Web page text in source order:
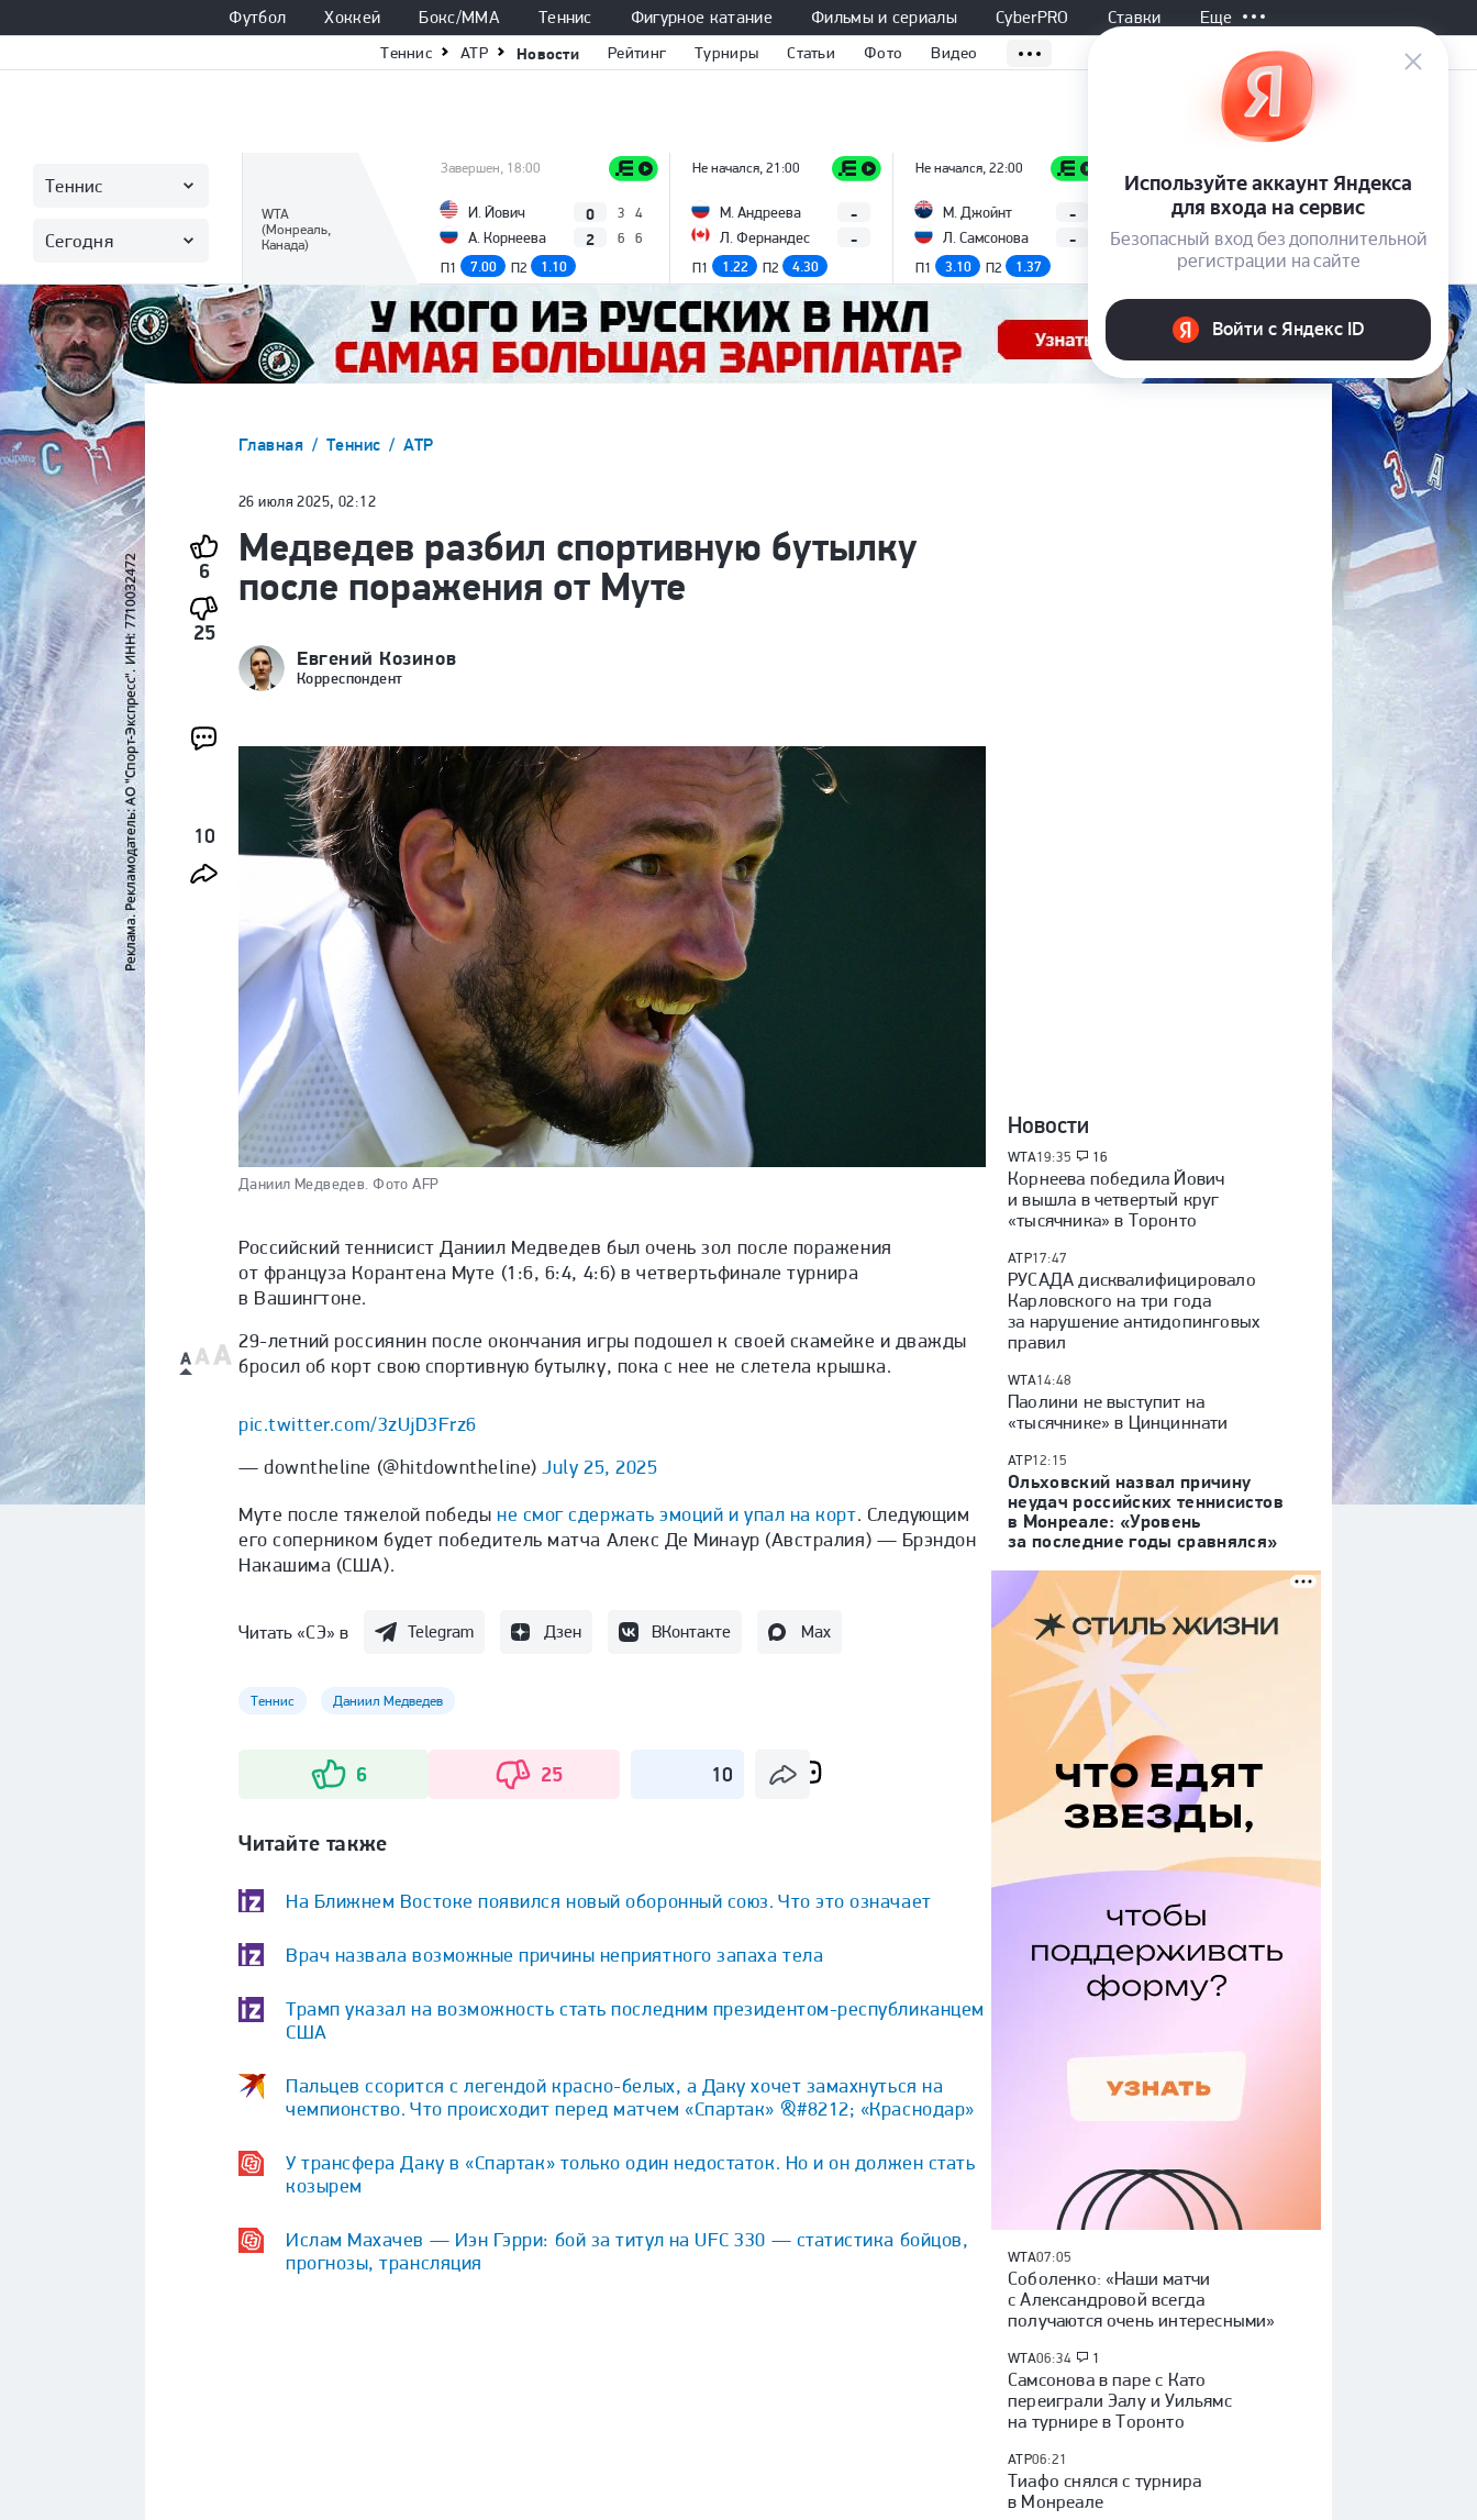
Футбол Хоккей Бокс/ММА Теннис Фигурное катание Фильмы и сериалы CyberPRO Ставки Еще
Теннис ATP Новости Рейтинг Турниры Статьи Фото Видео
Теннис
Сегодня
WTA
(Монреаль,
Канада)
Завершен, 18:00
И. Йович
А. Корнеева
0 3 4
2 6
6
П1
7.00 П2 1.10
Не начался, 21:00
М. Андреева
Л. Фернандес
-
-
П1 1.22 П2 4.30
Не начался, 22:00
М. Джойнт
Л. Самсонова
-
-
П1 3.10 П2 1.37
(Торонто, Канада)
И. Легечка
А. Блокс
П1 1.41
Все матчи
Главная Теннис ATP
6
25
10
26 июля 2025, 02:12
Медведев разбил спортивную бутылку
после поражения от Муте
Евгений Козинов
Корреспондент
Даниил Медведев. Фото AFP
Российский теннисист Даниил Медведев был очень зол после поражения
от француза Корантена Муте (1:6, 6:4, 4:6) в четвертьфинале турнира
в Вашингтоне.
29-летний россиянин после окончания игры подошел к своей скамейке и дважды
бросил об корт свою спортивную бутылку, пока с нее не слетела крышка.
pic.twitter.com/3zUjD3Frz6
— downtheline (@hitdowntheline)July 25, 2025
Муте после тяжелой победы не смог сдержать эмоций и упал на корт. Следующим
его соперником будет победитель матча Алекс Де Минаур (Австралия) — Брэндон
Накашима (США).
Читать «СЭ» в Telegram Дзен ВКонтакте Max
Теннис Даниил Медведев
6 25 10
Читайте также
На Ближнем Востоке появился новый оборонный союз. Что это означает
Врач назвала возможные причины неприятного запаха тела
Трамп указал на возможность стать последним президентом-республиканцем
США
Пальцев ссорится с легендой красно-белых, а Даку хочет замахнуться на
чемпионство. Что происходит перед матчем «Спартак» &#8212; «Краснодар»
У трансфера Даку в «Спартак» только один недостаток. Но и он должен стать
козырем
Ислам Махачев — Иэн Гэрри: бой за титул на UFC 330 — статистика бойцов,
прогнозы, трансляция
Новости
WTA19:35 16
Корнеева победила Йович
и вышла в четвертый круг
«тысячника» в Торонто
ATP17:47
РУСАДА дисквалифицировало
Карловского на три года
за нарушение антидопинговых
правил
WTA14:48
Паолини не выступит на
«тысячнике» в Цинциннати
ATP12:15
Ольховский назвал причину
неудач российских теннисистов
в Монреале: «Уровень
за последние годы сравнялся»
WTA07:05
Соболенко: «Наши матчи
с Александровой всегда
получаются очень интересными»
WTA06:34 1
Самсонова в паре с Като
переиграли Эалу и Уильямс
на турнире в Торонто
ATP06:21
Тиафо снялся с турнира
в Монреале